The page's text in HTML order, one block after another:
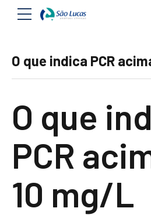
O que indica PCR
O que
PCR
10 mg/L